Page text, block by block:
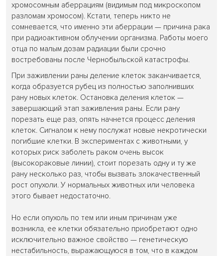
хромосомным аберрациям (видимым под микроскопом
разломам хромосом). Кстати, теперь никто не
сомневается, что именно эти аберрации — причина рака
при радиоактивном облучении организма. Работы моего
отца по малым дозам радиации были срочно
востребованы после Чернобыльской катастрофы.
При заживлении раны деление клеток заканчивается,
когда образуется рубец из полностью заполнивших
рану новых клеток. Остановка деления клеток —
завершающий этап заживления раны. Если рану
порезать еще раз, опять начнется процесс деления
клеток. Сигналом к нему послужат новые некротически
погибшие клетки. В экспериментах с животными, у
которых риск заболеть раком очень высок
(высокораковые линии), стоит порезать одну и ту же
рану несколько раз, чтобы вызвать злокачественный
рост опухоли. У нормальных животных или человека
этого бывает недостаточно.
Но если опухоль по тем или иным причинам уже
возникла, ее клетки обязательно приобретают одно
исключительно важное свойство — генетическую
нестабильность, выражающуюся в том, что в каждом